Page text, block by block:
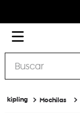
Buscar
Mochilas